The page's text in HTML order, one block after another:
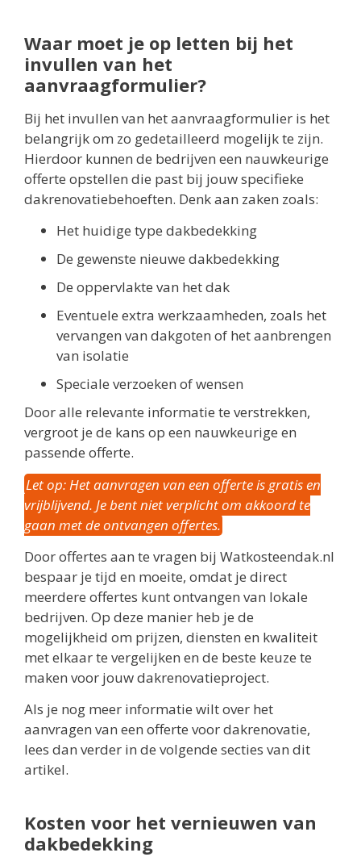
Waar moet je op letten bij het
invullen van het
aanvraagformulier?
Bij het invullen van het aanvraagformulier is het
belangrijk om zo gedetailleerd mogelijk te zijn.
Hierdoor kunnen de bedrijven een nauwkeurige
offerte opstellen die past bij jouw specifieke
dakrenovatiebehoeften. Denk aan zaken zoals:
Het huidige type dakbedekking
De gewenste nieuwe dakbedekking
De oppervlakte van het dak
Eventuele extra werkzaamheden, zoals het
vervangen van dakgoten of het aanbrengen
van isolatie
Speciale verzoeken of wensen
Door alle relevante informatie te verstrekken,
vergroot je de kans op een nauwkeurige en
passende offerte.
Let op: Het aanvragen van een offerte is gratis en
vrijblijvend. Je bent niet verplicht om akkoord te
gaan met de ontvangen offertes.
Door offertes aan te vragen bij Watkosteendak.nl
bespaar je tijd en moeite, omdat je direct
meerdere offertes kunt ontvangen van lokale
bedrijven. Op deze manier heb je de
mogelijkheid om prijzen, diensten en kwaliteit
met elkaar te vergelijken en de beste keuze te
maken voor jouw dakrenovatieproject.
Als je nog meer informatie wilt over het
aanvragen van een offerte voor dakrenovatie,
lees dan verder in de volgende secties van dit
artikel.
Kosten voor het vernieuwen van
dakbedekking